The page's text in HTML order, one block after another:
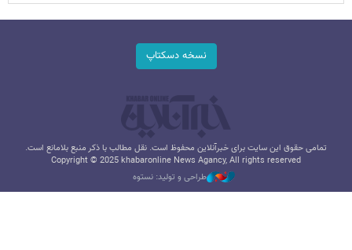
نسخه دسکتاپ
تمامی حقوق این سایت برای خبرآنلاین محفوظ است. نقل مطالب با ذکر منبع بلامانع است.
Copyright © 2025 khabaronline News Agancy, All rights reserved
طراحی و تولید: نستوه